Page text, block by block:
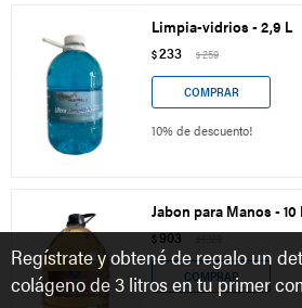
Limpia-vidrios - 2,9 L
$233 $259
10% de descuento!
Jabon para Manos - 10
$903
Regístrate y obtené de regalo un
colágeno de 3 litros en tu primer